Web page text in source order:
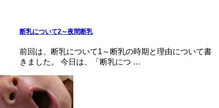
断乳について2～夜間断乳
前回は、断乳について1～断乳の時期と理由について書
きました。 今日は、「断乳につ …